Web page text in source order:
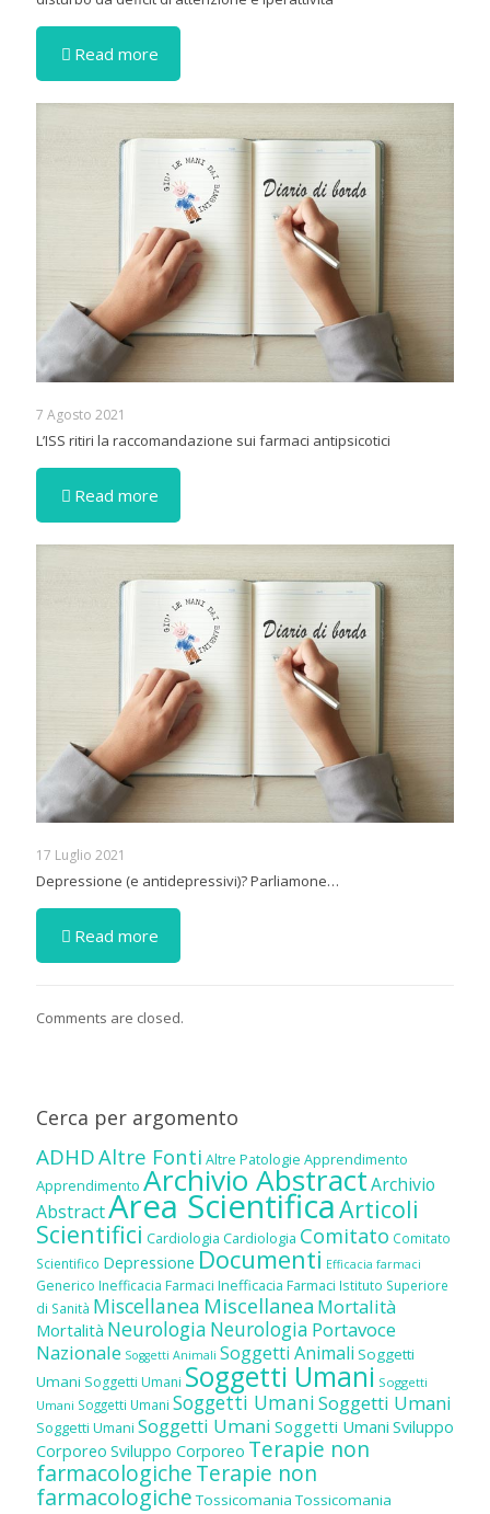
Read more
7 Agosto 2021
L’ISS ritiri la raccomandazione sui farmaci antipsicotici
Read more
17 Luglio 2021
Depressione (e antidepressivi)? Parliamone…
Read more
Comments are closed.
Cerca per argomento
ADHDAltre Fonti Altre Patologie Apprendimento
Apprendimento Archivio AbstractArchivio
AbstractArea ScientificaArticoli
Scientifici Cardiologia Cardiologia Comitato Comitato
Scientifico Depressione Documenti Efficacia farmaci
Generico Inefficacia Farmaci Inefficacia Farmaci Istituto Superiore
di Sanità Miscellanea Miscellanea Mortalità
Mortalità Neurologia Neurologia Portavoce
Nazionale Soggetti Animali Soggetti Animali Soggetti
Umani Soggetti Umani Soggetti Umani Soggetti
Umani Soggetti Umani Soggetti UmaniSoggetti Umani
Soggetti Umani Soggetti Umani Soggetti Umani Sviluppo
Corporeo Sviluppo Corporeo Terapie non
farmacologicheTerapie non
farmacologiche Tossicomania Tossicomania